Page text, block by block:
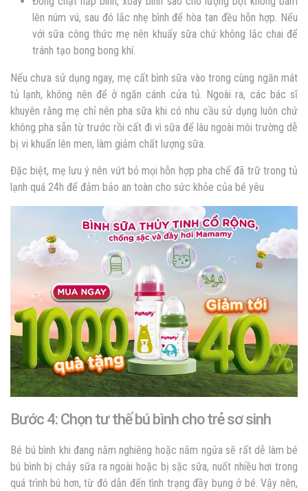
lên núm vú, sau đó lắc nhẹ bình để hòa tan đều hỗn hợp. Nếu
với sữa công thức mẹ nên khuấy sữa chứ không lắc chai để
tránh tạo bong bong khí.
Nếu chưa sử dụng ngay, mẹ cất bình sữa vào trong cùng ngăn mát
tủ lạnh, không nên để ở ngăn cánh cửa tủ. Ngoài ra, các bác sĩ
khuyên rằng mẹ chỉ nên pha sữa khi có nhu cầu sử dụng luôn chứ
không pha sẵn từ trước rồi cất đi vì sữa để lâu ngoài môi trường dễ
bị vi khuẩn lên men, làm giảm chất lượng sữa.
Đặc biệt, mẹ lưu ý nên vứt bỏ mọi hỗn hợp pha chế đã trữ trong tủ
lạnh quá 24h để đảm bảo an toàn cho sức khỏe của bé yêu
Bước 4: Chọn tư thế bú bình cho trẻ sơ sinh
Bé bú bình khi đang nằm nghiêng hoặc nằm ngửa sẽ rất dễ làm bé
bú bình bị chảy sữa ra ngoài hoặc bị sặc sữa, nuốt nhiều hơi trong
quá trình bú hơn, từ đó dẫn đến tình trạng đầy bụng ở bé. Vậy nên,